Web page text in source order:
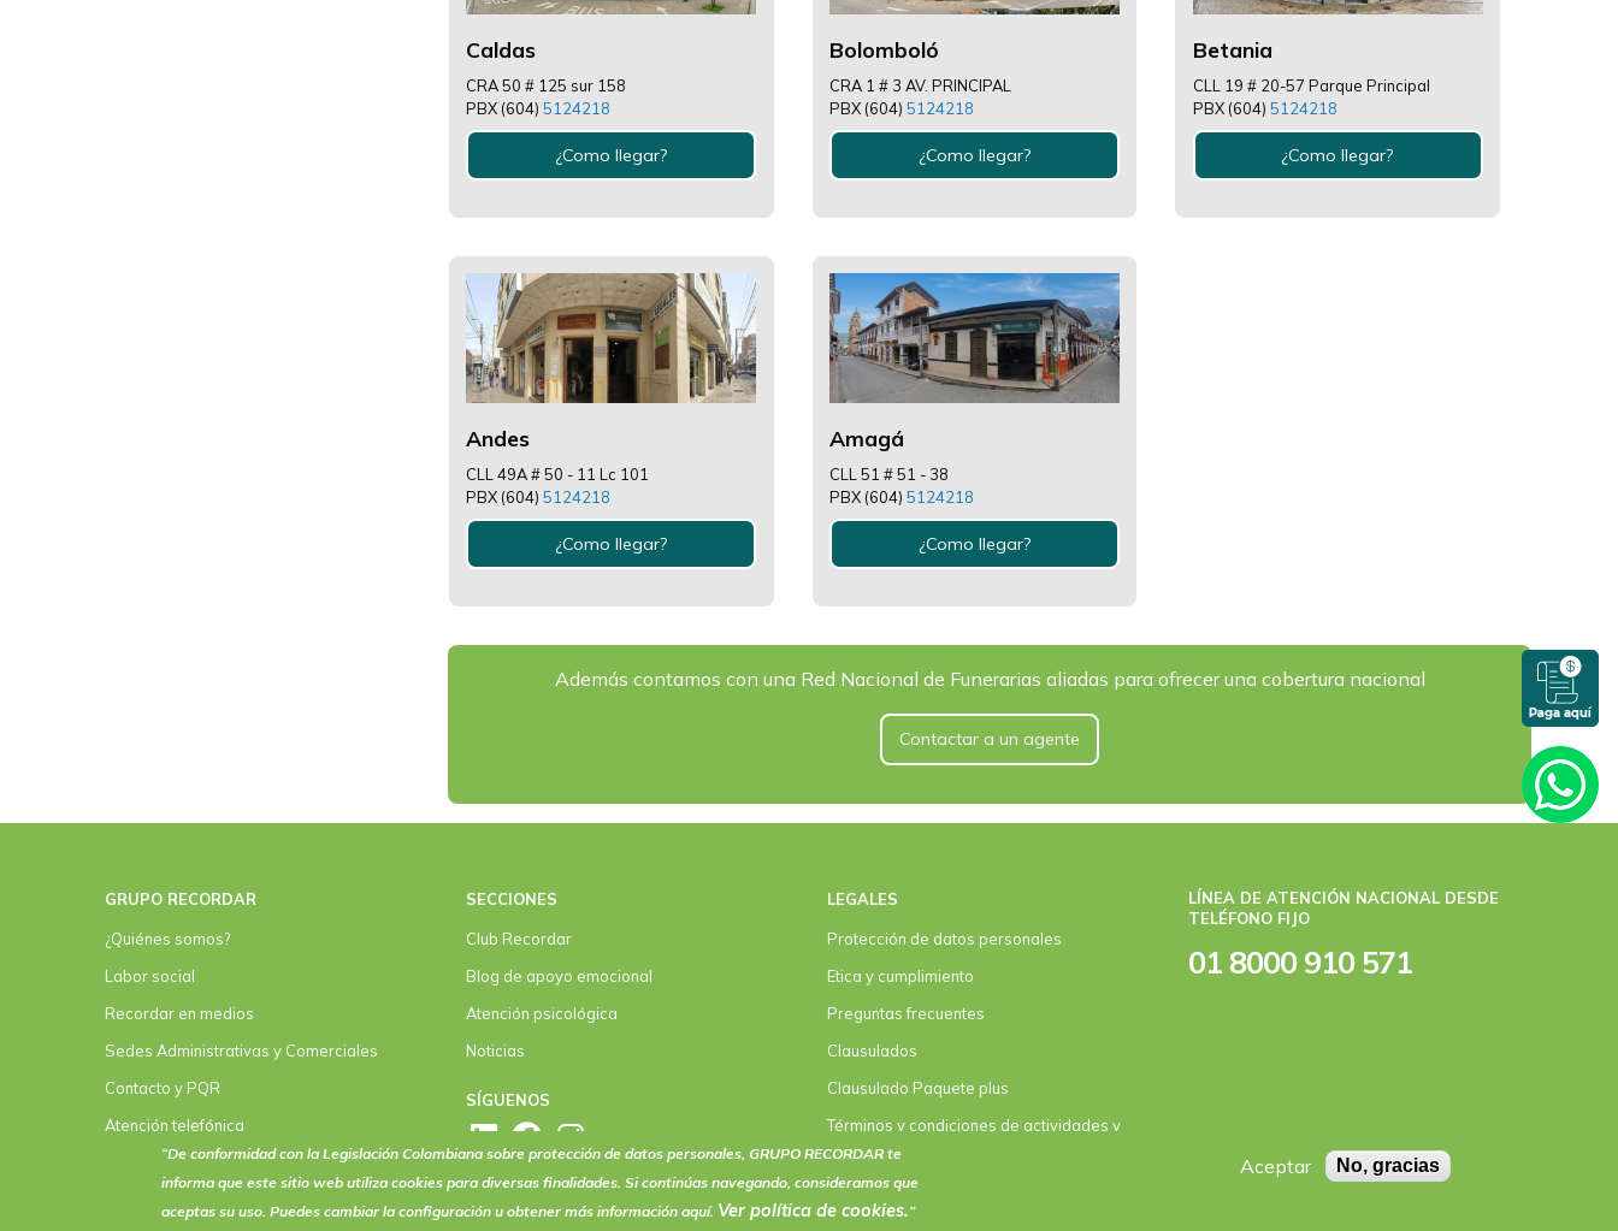
“De conformidad con la Legislación Colombiana sobre protección de datos personales, GRUPO RECORDAR te
informa que este sitio web utilizacookies para diversas finalidades. Si continúas navegando, consideramos que
aceptas su uso. Puedes cambiar la configuración u obtener más información aquí. Ver política decookies.”
Aceptar No, gracias
Caldas
CRA 50 # 125 sur 158
PBX (604)5124218
¿Como llegar?
Bolomboló
CRA 1 # 3 AV. PRINCIPAL
PBX (604)5124218
¿Como llegar?
Betania
CLL 19 # 20-57 Parque Principal
PBX (604) 5124218
¿Como llegar?
Andes
CLL 49A # 50 - 11 Lc 101
PBX (604)5124218
¿Como llegar?
Amagá
CLL 51 # 51 - 38
PBX (604)5124218
¿Como llegar?
Además contamos con una Red Nacional de Funerarias aliadas para ofrecer una cobertura nacional
Contactar a un agente
GRUPO RECORDAR
¿Quiénes somos?
Labor social
Recordar en medios
Sedes Administrativas y Comerciales
Contacto y PQR
Atención telefónica
Convenios
SECCIONES
Club Recordar
Blog de apoyo emocional
Atención psicológica
Noticias
SÍGUENOS
LEGALES
Protección de datos personales
Etica y cumplimiento
Preguntas frecuentes
Clausulados
Clausulado Paquete plus
Términos y condiciones de actividades y
LÍNEA DE ATENCIÓN NACIONAL DESDE
TELÉFONO FIJO
01 8000 910 571